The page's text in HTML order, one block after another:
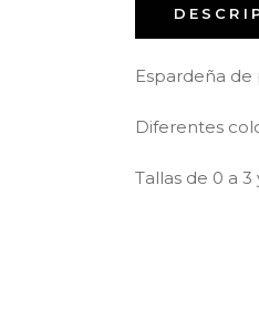
Espardeña
Diferentes
Tallas de 0 a 3